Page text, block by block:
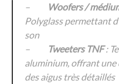
– Woofers /
Polyglass permettant
son
–
Tweeters TNF:
aluminium, offrant
des aigus très détaillés